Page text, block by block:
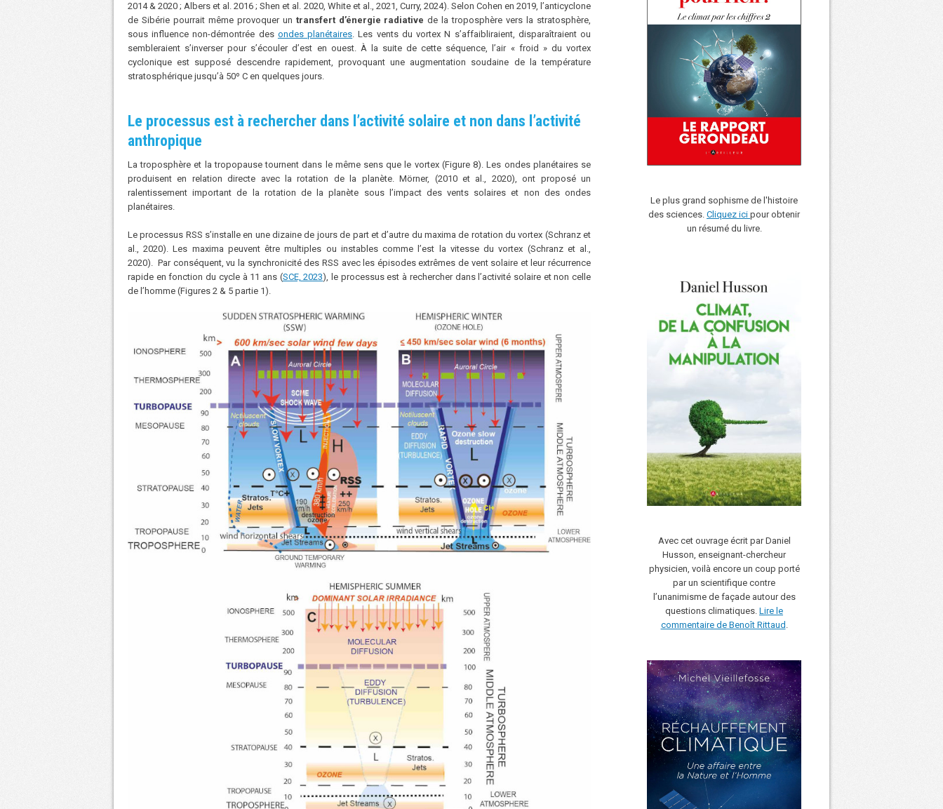
2014 & 2020 ; Albers et al. 2016 ; Shen et al. 2020, White et al., 2021, Curry, 2024). Selon Cohen en 2019, l’anticyclone
de Sibérie pourrait même provoquer un transfert d’énergie radiative de la troposphère vers la stratosphère,
sous influence non-démontrée des ondes planétaires. Les vents du vortex N s’affaibliraient, disparaîtraient ou
sembleraient s’inverser pour s’écouler d’est en ouest. À la suite de cette séquence, l’air « froid » du vortex
cyclonique est supposé descendre rapidement, provoquant une augmentation soudaine de la température
stratosphérique jusqu’à 50º C en quelques jours.
Le processus est à rechercher dans l’activité solaire et non dans l’activité
anthropique
La troposphère et la tropopause tournent dans le même sens que le vortex (Figure 8). Les ondes planétaires se
produisent en relation directe avec la rotation de la planète. Mörner, (2010 et al., 2020), ont proposé un
ralentissement important de la rotation de la planète sous l’impact des vents solaires et non des ondes
planétaires.
Le processus RSS s’installe en une dizaine de jours de part et d’autre du maxima de rotation du vortex (Schranz et
al., 2020). Les maxima peuvent être multiples ou instables comme l’est la vitesse du vortex (Schranz et al.,
2020). Par conséquent, vu la synchronicité des RSS avec les épisodes extrêmes de vent solaire et leur récurrence
rapide en fonction du cycle à 11 ans (SCE, 2023), le processus est à rechercher dans l’activité solaire et non celle
de l’homme (Figures 2 & 5 partie 1).
Le plus grand sophisme de l'histoire
des sciences. Cliquez ici pour obtenir
un résumé du livre.
Avec cet ouvrage écrit par Daniel
Husson, enseignant-chercheur
physicien, voilà encore un coup porté
par un scientifique contre
l’unanimisme de façade autour des
questions climatiques. Lire le
commentaire de Benoît Rittaud